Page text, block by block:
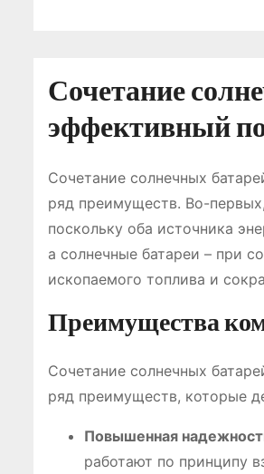
Сочетание
эффективный
Сочетание солнечных
ряд преимуществ. Во-
поскольку оба источника
а солнечные батареи – при
ископаемого топлива и
Преимущества
Сочетание солнечных
ряд преимуществ, которые
Повышенная
работают по принципу